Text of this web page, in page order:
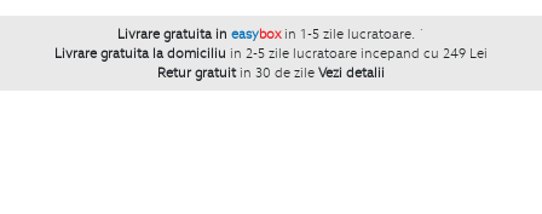
Livrare gratuita in easybox in 1-5 zile lucratoare. `
Livrare gratuita la domiciliu in 2-5 zile lucratoare incepand cu 249 Lei
Retur gratuit in 30 de zile Vezi detalii